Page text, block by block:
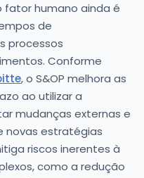
fator humano ainda é
de
processos
Conforme
, o S&OP melhora as
ao utilizar a
mudanças externas e
novas estratégias
riscos inerentes à
como a redução